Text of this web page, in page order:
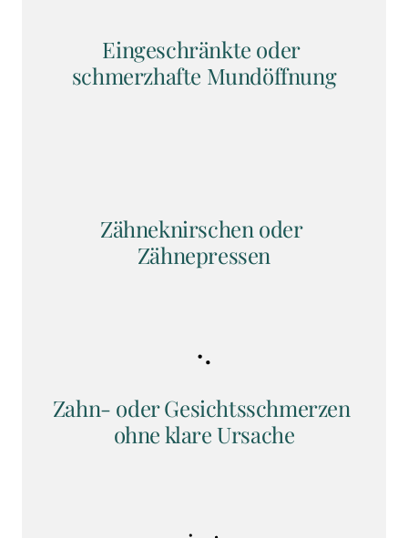
Eingeschränkte oder
schmerzhafte Mundöffnung
Zähneknirschen oder
Zähnepressen
Zahn- oder Gesichtsschmerzen
ohne klare Ursache